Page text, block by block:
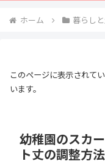
ホーム 暮らし
このページに表示されて
います。
幼稚園のスカ
ト丈の調整方